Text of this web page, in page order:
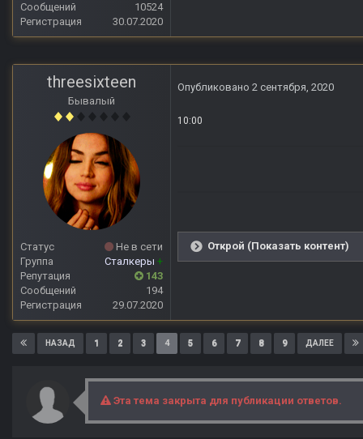
Сообщений
10524
Регистрация
30.07.2020
threesixteen
Бывалый
Статус
Не в сети
Группа
Сталкеры +
Репутация
143
Сообщений
194
Регистрация
29.07.2020
Опубликовано 2 сентября, 2020
10:00
Открой (Показать контент)
НАЗАД 1 2 3 4 5 6 7 8 9 ДАЛЕЕ
Эта тема закрыта для публикации ответов.